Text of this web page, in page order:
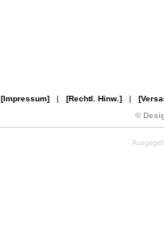
[Impressum] | [Rechtl. Hinw.] |
©